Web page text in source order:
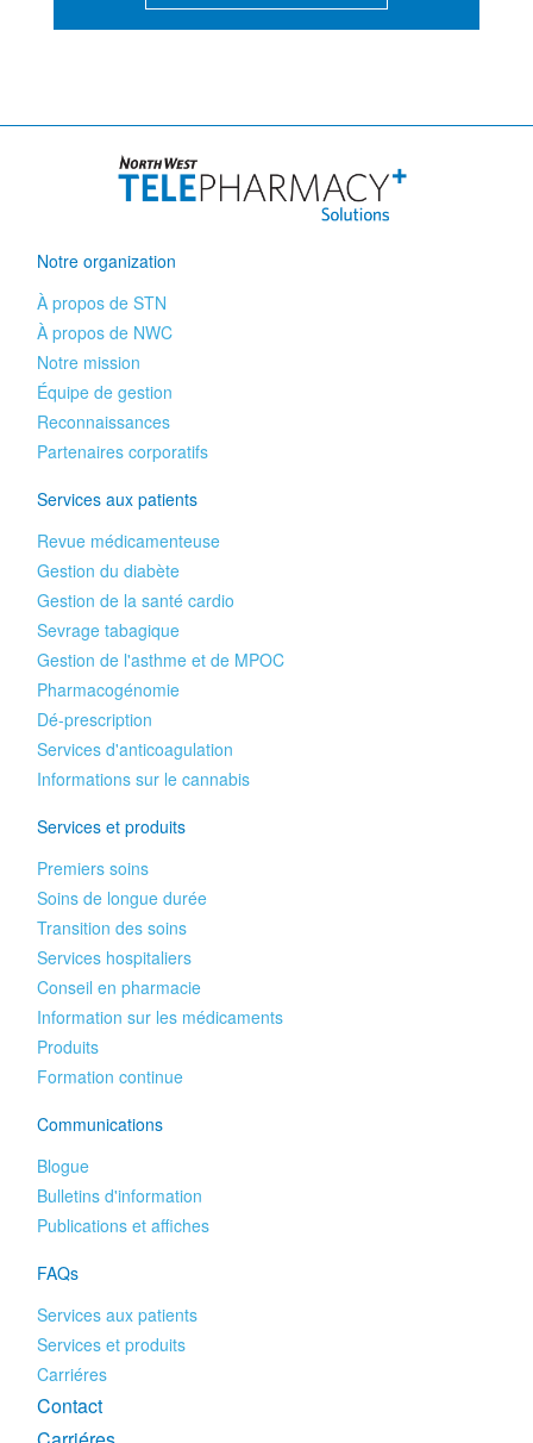
Notre organization
À propos de STN
À propos de NWC
Notre mission
Équipe de gestion
Reconnaissances
Partenaires corporatifs
Services aux patients
Revue médicamenteuse
Gestion du diabète
Gestion de la santé cardio
Sevrage tabagique
Gestion de l'asthme et de MPOC
Pharmacogénomie
Dé-prescription
Services d'anticoagulation
Informations sur le cannabis
Services et produits
Premiers soins
Soins de longue durée
Transition des soins
Services hospitaliers
Conseil en pharmacie
Information sur les médicaments
Produits
Formation continue
Communications
Blogue
Bulletins d'information
Publications et affiches
FAQs
Services aux patients
Services et produits
Carriéres
Contact